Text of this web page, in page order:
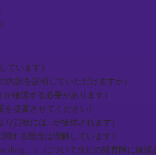
ています）
内訳を説明していただけますか）
確認する必要があります）
提案させてください）
貴社には...が提供されます）
する懸念は理解しています）
（...について当社の経営陣に確認